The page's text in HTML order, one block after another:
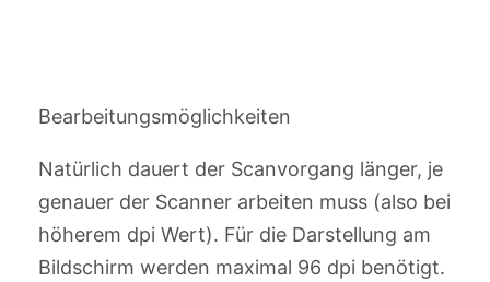
Bearbeitungsmöglichkeiten
Natürlich dauert der Scanvorgang länger, je
genauer der Scanner arbeiten muss (also bei
höherem dpi Wert). Für die Darstellung am
Bildschirm werden maximal 96 dpi benötigt.